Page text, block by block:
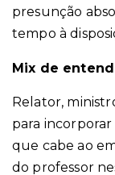
presunção
tempo à
Mix de
Relator,
para
que cabe ao
do professor